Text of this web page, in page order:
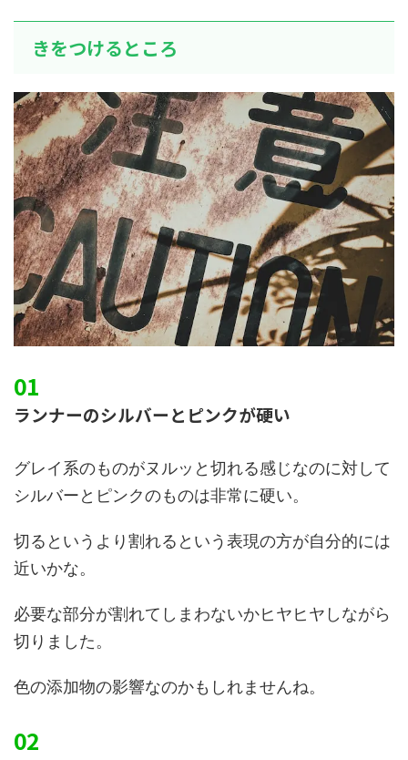
きをつけるところ
ランナーのシルバーとピンクが硬い
グレイ系のものがヌルッと切れる感じなのに対して
シルバーとピンクのものは非常に硬い。
切るというより割れるという表現の方が自分的には
近いかな。
必要な部分が割れてしまわないかヒヤヒヤしながら
切りました。
色の添加物の影響なのかもしれませんね。